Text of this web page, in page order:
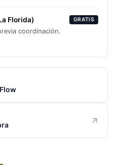
Florida) GRATIS
coordinación.